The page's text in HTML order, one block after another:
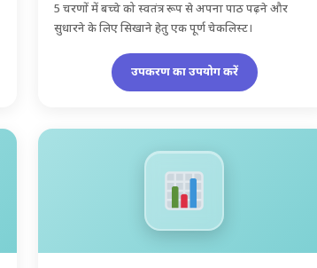
5 चरणों में बच्चे को स्वतंत्र रूप से अपना पाठ पढ़ने और
सुधारने के लिए सिखाने हेतु एक पूर्ण चेकलिस्ट।
उपकरण का उपयोग करें